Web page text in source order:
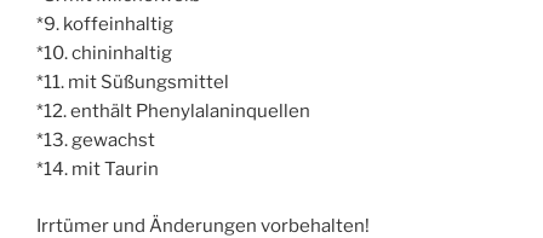
*9. koffeinhaltig
*10. chininhaltig
*11. mit Süßungsmittel
*12. enthält Phenylalaninquellen
*13. gewachst
*14. mit Taurin
Irrtümer und Änderungen vorbehalten!